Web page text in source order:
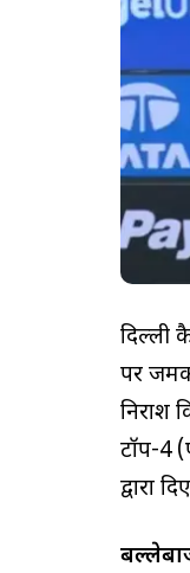
दिल्ली
पर
निराश
टॉप-4
द्वारा